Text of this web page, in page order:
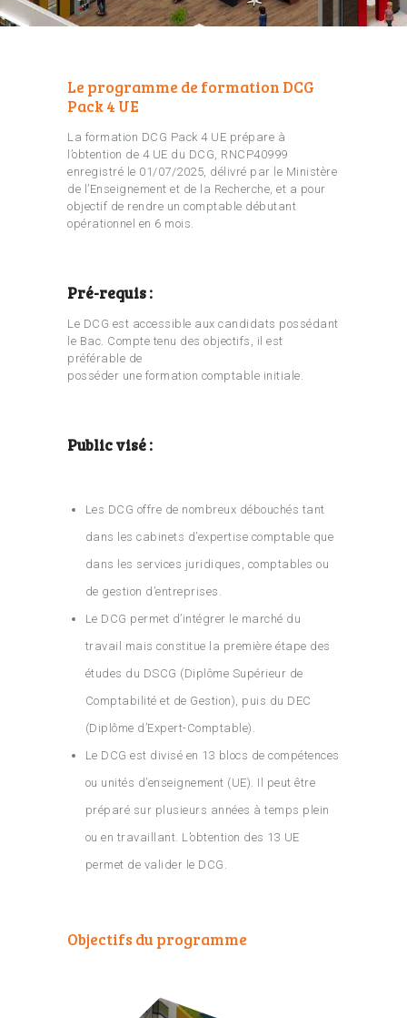
Le programme de formation DCG
Pack 4 UE
La formation DCG Pack 4 UE prépare à
l’obtention de 4 UE du DCG, RNCP40999
enregistré le 01/07/2025, délivré par le Ministère
de l’Enseignement et de la Recherche, et a pour
objectif de rendre un comptable débutant
opérationnel en 6 mois.
Pré-requis :
Le DCG est accessible aux candidats possédant
le Bac. Compte tenu des objectifs, il est
préférable de
posséder une formation comptable initiale.
Public visé :
Les DCG offre de nombreux débouchés tant
dans les cabinets d’expertise comptable que
dans les services juridiques, comptables ou
de gestion d’entreprises.
Le DCG permet d’intégrer le marché du
travail mais constitue la première étape des
études du DSCG (Diplôme Supérieur de
Comptabilité et de Gestion), puis du DEC
(Diplôme d’Expert-Comptable).
Le DCG est divisé en 13 blocs de compétences
ou unités d’enseignement (UE). Il peut être
préparé sur plusieurs années à temps plein
ou en travaillant. L’obtention des 13 UE
permet de valider le DCG.
Objectifs du programme